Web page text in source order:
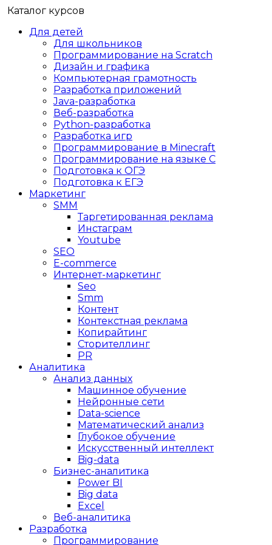
Каталог курсов
Для детей
Для школьников
Программирование на Scratch
Дизайн и графика
Компьютерная грамотность
Разработка приложений
Java-разработка
Веб-разработка
Python-разработка
Разработка игр
Программирование в Minecraft
Программирование на языке C
Подготовка к ОГЭ
Подготовка к ЕГЭ
Маркетинг
SMM
Таргетированная реклама
Инстаграм
Youtube
SEO
E-сommerce
Интернет-маркетинг
Seo
Smm
Контент
Контекстная реклама
Копирайтинг
Сторителлинг
PR
Аналитика
Анализ данных
Машинное обучение
Нейронные сети
Data-science
Математический анализ
Глубокое обучение
Искусственный интеллект
Big-data
Бизнес-аналитика
Power BI
Big data
Excel
Веб-аналитика
Разработка
Программирование